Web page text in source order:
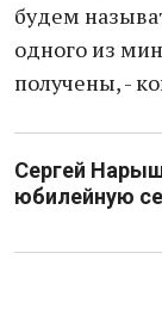
будем
одного из
получены, -
Сергей
юбилейную